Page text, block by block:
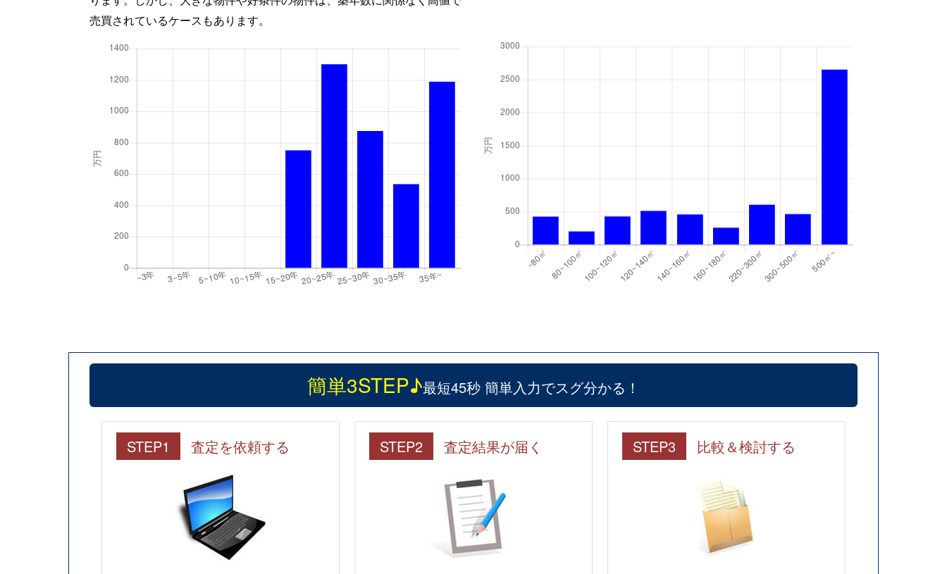
売買されているケースもあります。
簡単3STEP♪最短45秒 簡単入力でスグ分かる！
STEP1 査定を依頼する STEP2 査定結果が届く STEP3 比較＆検討する